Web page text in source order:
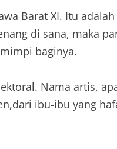
Barat XI. Itu
di sana, maka
baginya.
Nama artis,
ibu-ibu yang